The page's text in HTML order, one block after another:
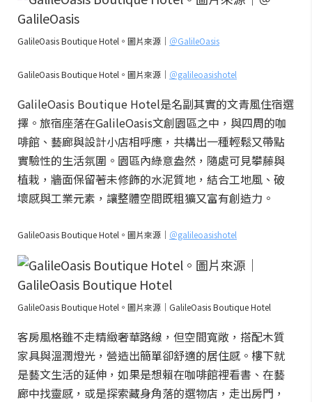
GalileOasis Boutique Hotel。圖片來源｜ ＠GalileOasis
GalileOasis Boutique Hotel。圖片來源｜ ＠galileoasishotel
GalileOasis Boutique Hotel是名副其實的文青風住宿選
擇。旅宿座落在GalileOasis文創園區之中，與四周的咖
啡館、藝廊與設計小店相呼應，共構出一種輕鬆又帶點
實驗性的生活氛圍。園區內綠意盎然，隨處可見攀藤與
植栽，牆面保留著未修飾的水泥質地，結合工地風、破
壞感與工業元素，讓整體空間既粗獷又富有創造力。
GalileOasis Boutique Hotel。圖片來源｜ ＠galileoasishotel
GalileOasis Boutique Hotel。圖片來源｜ GalileOasis Boutique Hotel
客房風格雖不走精緻奢華路線，但空間寬敞，搭配木質
家具與溫潤燈光，營造出簡單卻舒適的居住感。樓下就
是藝文生活的延伸，如果是想賴在咖啡館裡看書、在藝
廊中找靈感，或是探索藏身角落的選物店，走出房門，